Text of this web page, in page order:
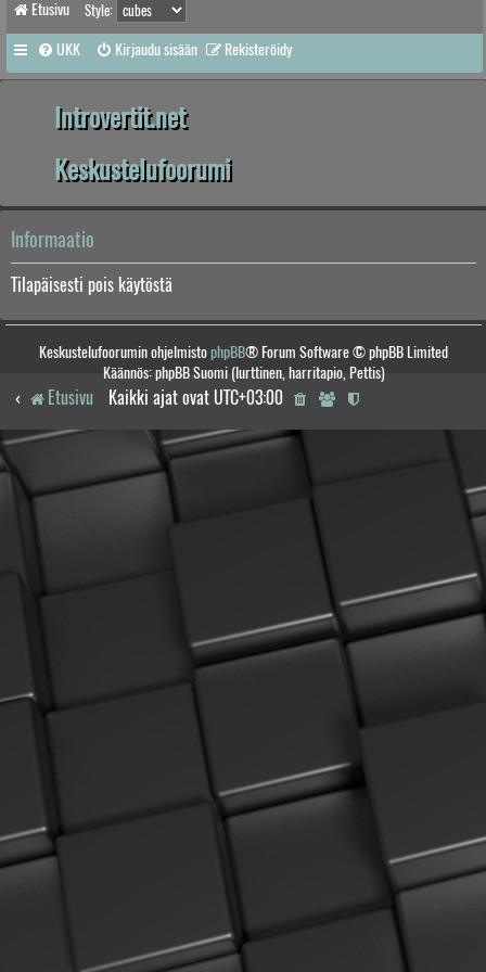
Etusivu Style:
UKK Kirjaudu sisään Rekisteröidy
Introvertit.net
Keskustelufoorumi
Informaatio
Tilapäisesti pois käytöstä
Keskustelufoorumin ohjelmistophpBB® Forum Software © phpBB Limited
Käännös: phpBB Suomi (lurttinen, harritapio, Pettis)
Etusivu Kaikki ajat ovat UTC+03:00